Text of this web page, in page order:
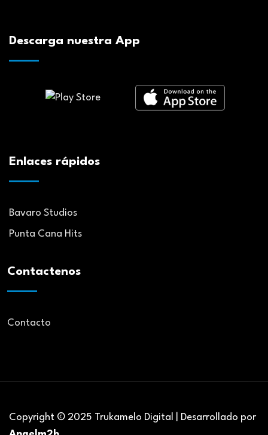
Descarga nuestra App
Enlaces rápidos
Bavaro Studios
Punta Cana Hits
Contactenos
Contacto
Copyright © 2025 Trukamelo Digital | Desarrollado por